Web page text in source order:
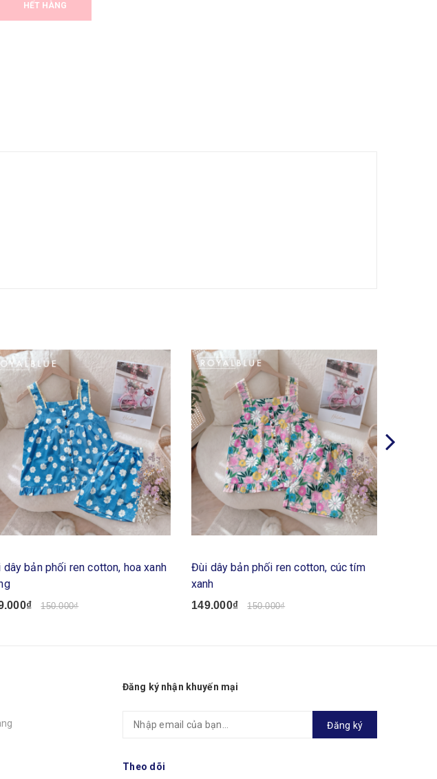
HẾT HÀNG
bản phối ren cotton, hoa xanh
150.000₫
Đùi dây bản phối ren cotton, cúc tím
xanh
149.000₫ 150.000₫
Đăng ký nhận khuyến mại
Đăng ký
Theo dõi